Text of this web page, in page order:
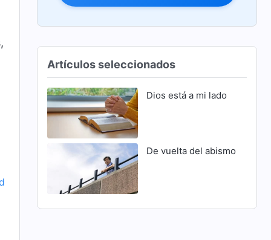
Artículos seleccionados
Dios está a mi lado
De vuelta del abismo